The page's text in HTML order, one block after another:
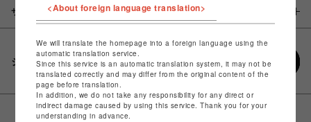
サイズ
シェアする
<About foreign language translation>
We will translate the homepage into a foreign language using the
automatic translation service.
Since this service is an automatic translation system, it may not be
translated correctly and may differ from the original content of the
page before translation.
In addition, we do not take any responsibility for any direct or
indirect damage caused by using this service. Thank you for your
understanding in advance.